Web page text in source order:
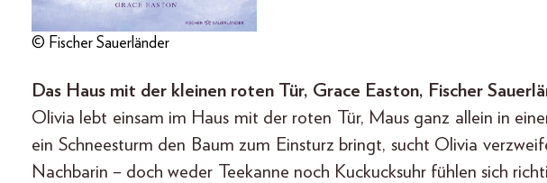
© Fischer Sauerländer
Das Haus mit der kleinen roten Tür, Grace Easton, Fischer
Olivia lebt einsam im Haus mit der roten Tür, Maus ganz allein in
ein Schneesturm den Baum zum Einsturz bringt, sucht Olivia
Nachbarin – doch weder Teekanne noch Kuckucksuhr fühlen sich